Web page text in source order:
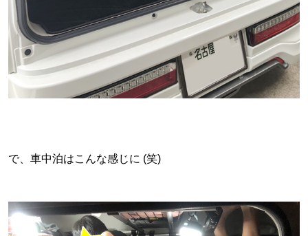
で、車中泊はこんな感じに (笑)